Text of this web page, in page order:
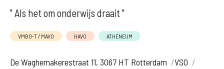
" Als het om onderwijs draait "
VMBO-T / MAVO HAVO ATHENEUM
De Waghemakerestraat 11, 3067 HT Rotterdam
VSO